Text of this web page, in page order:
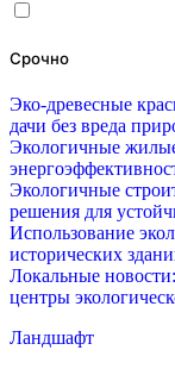
Срочно
Эко-древесные
дачи без вреда
Экологичные
Экологичные
решения для
Использование
исторических
Локальные
центры
Ландшафт